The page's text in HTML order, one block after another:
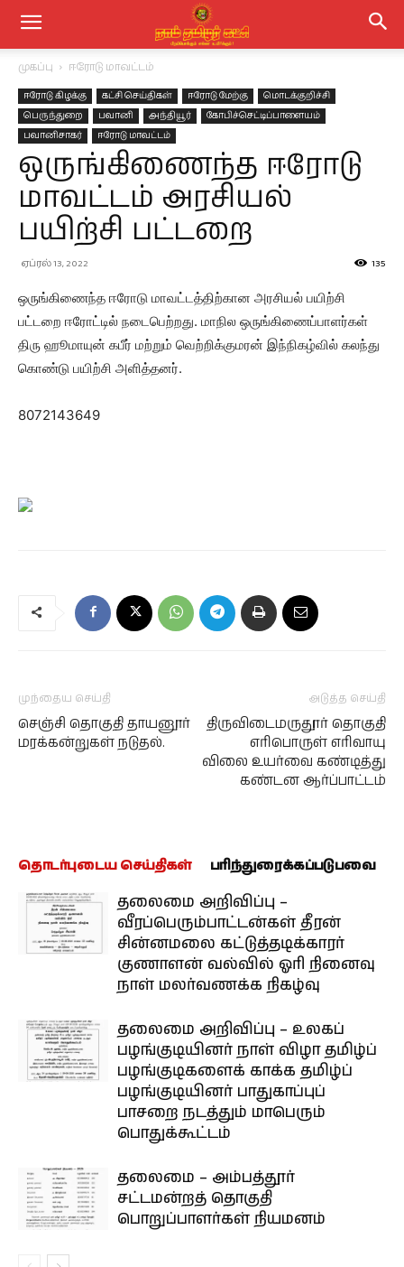
முகப்பு ஈரோடு மாவட்டம்
ஈரோடு கிழக்கு கட்சி செய்திகள் ஈரோடு மேற்கு
மொடக்குறிச்சி
பெருந்துறை
பவானி அந்தியூர்
கோபிச்செட்டிப்பாளையம்
பவானிசாகர்
ஈரோடு மாவட்டம்
ஒருங்கிணைந்த ஈரோடு
மாவட்டம் அரசியல்
பயிற்சி பட்டறை
ஏப்ரல் 13, 2022 135
ஒருங்கிணைந்த ஈரோடு மாவட்டத்திற்கான அரசியல் பயிற்சி
பட்டறை ஈரோட்டில் நடைபெற்றது. மாநில ஒருங்கிணைப்பாளர்கள்
திரு ஹூமாயுன் கபீர் மற்றும் வெற்றிக்குமரன் இந்நிகழ்வில் கலந்து
கொண்டு பயிற்சி அளித்தனர்.
8072143649
முந்தைய செய்தி
செஞ்சி தொகுதி தாயனூர்
மரக்கன்றுகள் நடுதல்.
அடுத்த செய்தி
திருவிடைமருதூர் தொகுதி
எரிபொருள் எரிவாயு
விலை உயர்வை கண்டித்து
கண்டன ஆர்ப்பாட்டம்
தொடர்புடைய செய்திகள் பரிந்துரைக்கப்படுபவை
தலைமை அறிவிப்பு –
வீரப்பெரும்பாட்டன்கள் தீரன்
சின்னமலை கட்டுத்தடிக்காரர்
குணாளன் வல்வில் ஓரி நினைவு
நாள் மலர்வணக்க நிகழ்வு
தலைமை அறிவிப்பு – உலகப்
பழங்குடியினர் நாள் விழா தமிழ்ப்
பழங்குடிகளைக் காக்க தமிழ்ப்
பழங்குடியினர் பாதுகாப்புப்
பாசறை நடத்தும் மாபெரும்
பொதுக்கூட்டம்
தலைமை – அம்பத்தூர்
சட்டமன்றத் தொகுதி
பொறுப்பாளர்கள் நியமனம்